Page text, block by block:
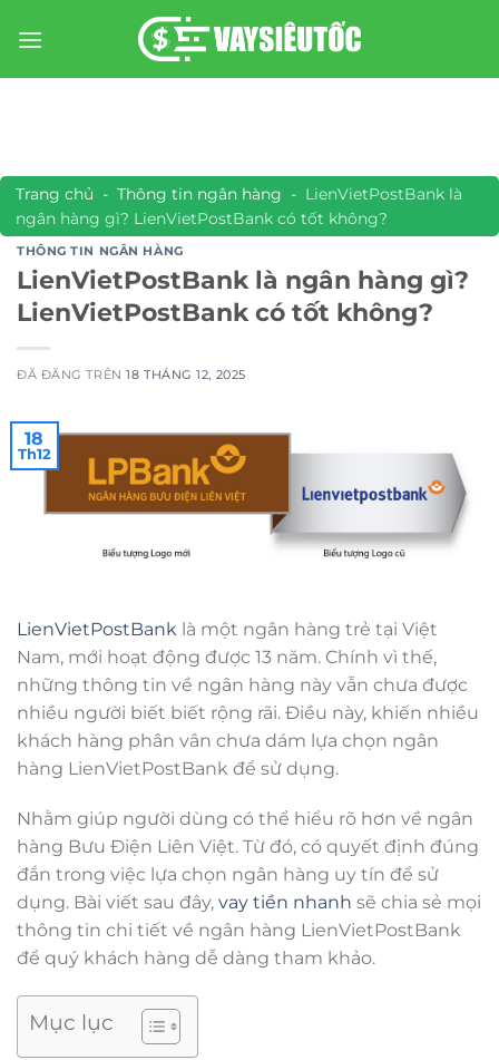
đến
Trang chủ - Thông tin ngân hàng - LienVietPostBank là
ngân hàng gì? LienVietPostBank có tốt không?
THÔNG TIN NGÂN HÀNG
LienVietPostBank là ngân hàng gì?
LienVietPostBank có tốt không?
ĐÃ ĐĂNG TRÊN18 THÁNG 12, 2025
18
Th12
LienVietPostBank là một ngân hàng trẻ tại Việt
Nam, mới hoạt động được 13 năm. Chính vì thế,
những thông tin về ngân hàng này vẫn chưa được
nhiều người biết biết rộng rãi. Điều này, khiến nhiều
khách hàng phân vân chưa dám lựa chọn ngân
hàng LienVietPostBank để sử dụng.
Nhằm giúp người dùng có thể hiểu rõ hơn về ngân
hàng Bưu Điện Liên Việt. Từ đó, có quyết định đúng
đắn trong việc lựa chọn ngân hàng uy tín để sử
dụng. Bài viết sau đây, vay tiền nhanh sẽ chia sẻ mọi
thông tin chi tiết về ngân hàng LienVietPostBank
để quý khách hàng dễ dàng tham khảo.
Mục lục